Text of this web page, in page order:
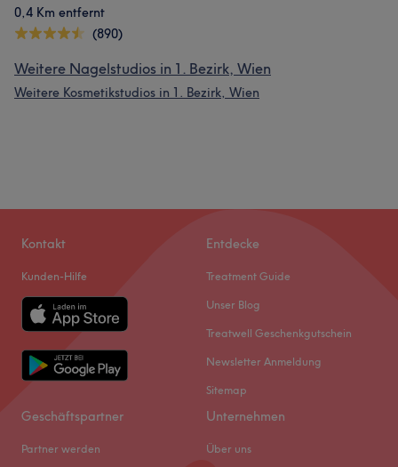
0,4 Km entfernt
(890)
Weitere Nagelstudios in 1. Bezirk, Wien
Weitere Kosmetikstudios in 1. Bezirk, Wien
Kontakt
Kunden-Hilfe
Entdecke
Treatment Guide
Unser Blog
Treatwell Geschenkgutschein
Newsletter Anmeldung
Sitemap
Geschäftspartner
Partner werden
Unternehmen
Über uns